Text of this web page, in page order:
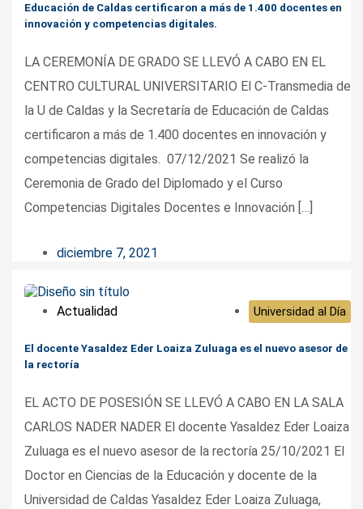
Educación de Caldas certificaron a más de 1.400 docentes en
innovación y competencias digitales.
LA CEREMONÍA DE GRADO SE LLEVÓ A CABO EN EL
CENTRO CULTURAL UNIVERSITARIO El C-Transmedia de
la U de Caldas y la Secretaría de Educación de Caldas
certificaron a más de 1.400 docentes en innovación y
competencias digitales. 07/12/2021 Se realizó la
Ceremonia de Grado del Diplomado y el Curso
Competencias Digitales Docentes e Innovación […]
diciembre 7, 2021
Actualidad Universidad al Día
El docente Yasaldez Eder Loaiza Zuluaga es el nuevo asesor de
la rectoría
EL ACTO DE POSESIÓN SE LLEVÓ A CABO EN LA SALA
CARLOS NADER NADER El docente Yasaldez Eder Loaiza
Zuluaga es el nuevo asesor de la rectoría 25/10/2021 El
Doctor en Ciencias de la Educación y docente de la
Universidad de Caldas Yasaldez Eder Loaiza Zuluaga,